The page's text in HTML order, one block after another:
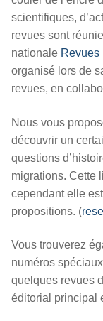
scientifiques,
revues sont
nationale
organisé lors de
revues, en
Nous vous
découvrir un
questions
migrations. Cette
cependant elle
propositions. (
Vous trouverez
numéros
quelques revues
éditorial principal